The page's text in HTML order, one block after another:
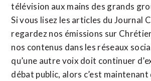
télévision aux mains des grands
Si vous lisez les articles du Journal
regardez nos émissions sur
nos contenus dans les réseaux
qu’une autre voix doit continuer
débat public, alors c’est maintenant